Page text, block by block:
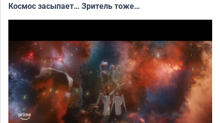
Космос засыпает… Зритель тоже…